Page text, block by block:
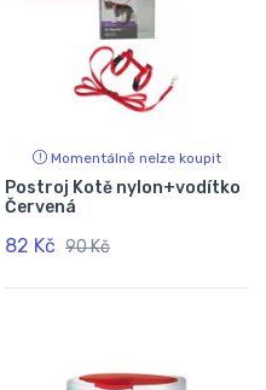
Momentálně nelze koupit
Postroj Kotě nylon+vodítko
Červená
82 Kč 90 Kč